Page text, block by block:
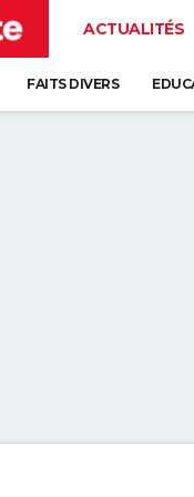
ACTUALITÉS
FAITS DIVERS